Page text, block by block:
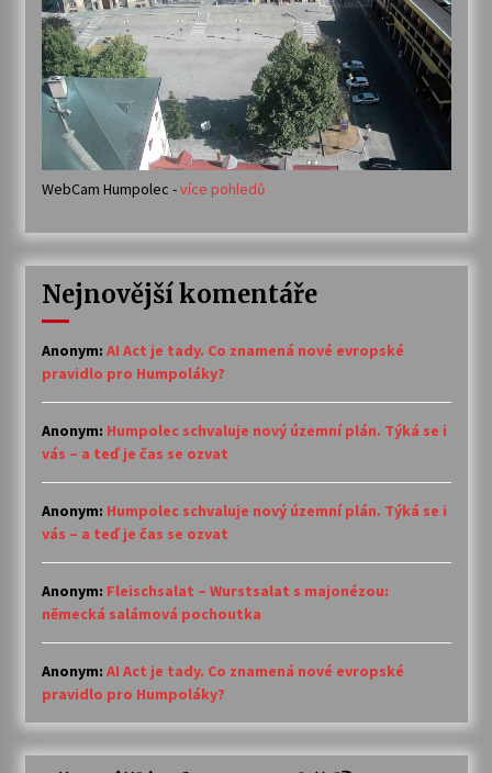
WebCam Humpolec -více pohledů
Nejnovější komentáře
Anonym: AI Act je tady. Co znamená nové evropské
pravidlo pro Humpoláky?
Anonym: Humpolec schvaluje nový územní plán. Týká se i
vás – a teď je čas se ozvat
Anonym: Humpolec schvaluje nový územní plán. Týká se i
vás – a teď je čas se ozvat
Anonym: Fleischsalat – Wurstsalat s majonézou:
německá salámová pochoutka
Anonym: AI Act je tady. Co znamená nové evropské
pravidlo pro Humpoláky?